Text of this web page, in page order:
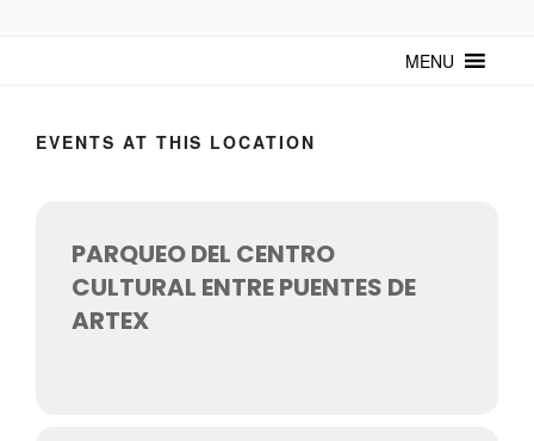
mantenerte actualizado sobre Cuba y sus artistas. Noticias, eventos y
MENU
EVENTS AT THIS LOCATION
PARQUEO DEL CENTRO
CULTURAL ENTRE PUENTES DE
ARTEX